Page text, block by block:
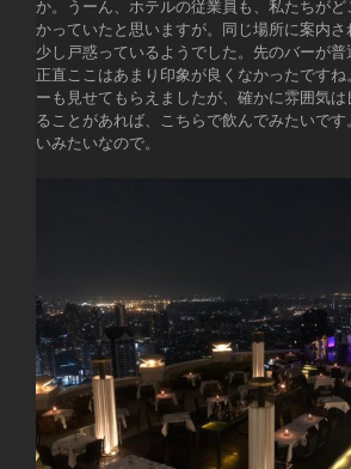
か。うーん、ホテルの従業員も、私たちが
かっていたと思いますが。同じ場所に案内さ
少し戸惑っているようでした。先のバーが普
正直ここはあまり印象が良くなかったです
ーも見せてもらえましたが、確かに雰囲気
ることがあれば、こちらで飲んでみたいで
いみたいなので。